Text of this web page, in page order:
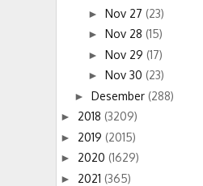
► Nov 27 (23)
► Nov 28 (15)
► Nov 29 (17)
► Nov 30 (23)
► Desember (288)
► 2018 (3209)
► 2019 (2015)
► 2020 (1629)
► 2021 (365)